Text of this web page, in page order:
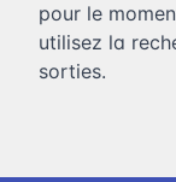
pour le
utilisez la
sorties.